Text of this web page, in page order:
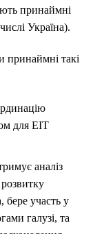
принаймні
Україна).
принаймні такі
для EIT
аналіз
бере участь у
галузі, та